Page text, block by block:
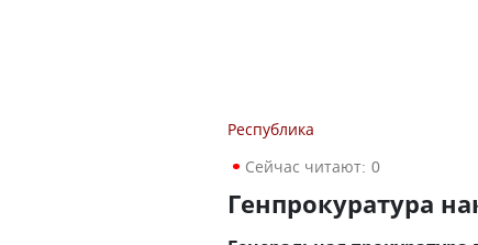
Республика
Сейчас читают: 0
Генпрокуратура